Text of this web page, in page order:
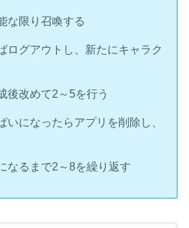
な限り召喚する
ログアウトし、新たにキャラク
後改めて2～5を行う
いになったらアプリを削除し、
なるまで2～8を繰り返す